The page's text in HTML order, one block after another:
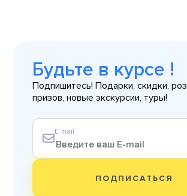
Будьте в курсе !
Подпишитесь! Подарки, скидки,
призов, новые экскурсии, туры!
E-mail
ПОДПИСАТЬСЯ